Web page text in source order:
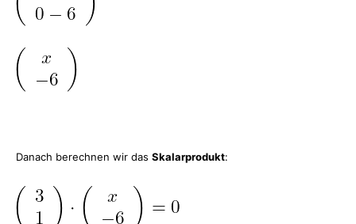
Danach berechnen wir das Skalarprodukt: